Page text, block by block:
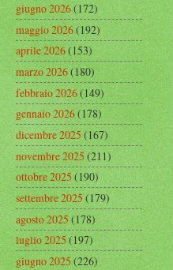
giugno 2026(172)
maggio 2026(192)
aprile 2026(153)
marzo 2026(180)
febbraio 2026(149)
gennaio 2026(178)
dicembre 2025(167)
novembre 2025(211)
ottobre 2025(190)
settembre 2025(179)
agosto 2025(178)
luglio 2025(197)
giugno 2025(226)